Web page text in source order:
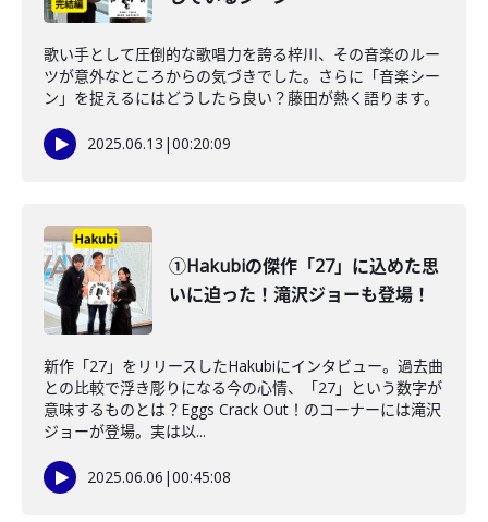
歌い手として圧倒的な歌唱力を誇る梓川、その音楽のルー
ツが意外なところからの気づきでした。さらに「音楽シー
ン」を捉えるにはどうしたら良い？藤田が熱く語ります。
2025.06.13 |00:20:09
①Hakubiの傑作「27」に込めた思
いに迫った！滝沢ジョーも登場！
新作「27」をリリースしたHakubiにインタビュー。過去曲
との比較で浮き彫りになる今の心情、「27」という数字が
意味するものとは？Eggs Crack Out！のコーナーには滝沢
ジョーが登場。実は以...
2025.06.06 |00:45:08